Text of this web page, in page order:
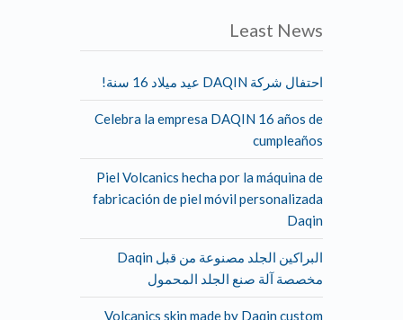
Least News
احتفال شركة DAQIN عيد ميلاد 16 سنة!
Celebra la empresa DAQIN 16 años de
cumpleaños
Piel Volcanics hecha por la máquina de
fabricación de piel móvil personalizada
البراكين الجلد مصنوعة من قبل Daqin
مخصصة آلة صنع الجلد المحمول
Volcanics skin made by Daqin custom